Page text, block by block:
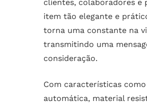
clientes, colaboradores e
item tão elegante e
torna uma constante na
transmitindo uma
consideração.
Com características
automática, material